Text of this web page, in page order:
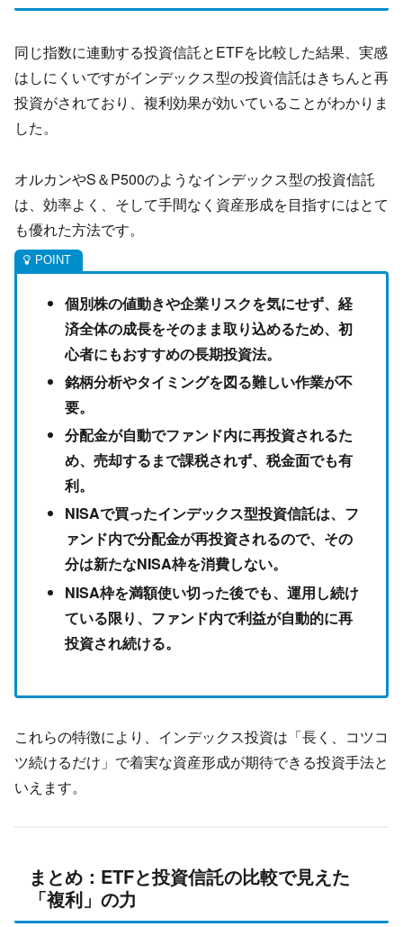
同じ指数に連動する投資信託とETFを比較した結果、実感
はしにくいですがインデックス型の投資信託はきちんと再
投資がされており、複利効果が効いていることがわかりま
した。
オルカンやS＆P500のようなインデックス型の投資信託
は、効率よく、そして手間なく資産形成を目指すにはとて
も優れた方法です。
個別株の値動きや企業リスクを気にせず、経
済全体の成長をそのまま取り込めるため、初
心者にもおすすめの長期投資法。
銘柄分析やタイミングを図る難しい作業が不
要。
分配金が自動でファンド内に再投資されるた
め、売却するまで課税されず、税金面でも有
利。
NISAで買ったインデックス型投資信託は、フ
ァンド内で分配金が再投資されるので、その
分は新たなNISA枠を消費しない。
NISA枠を満額使い切った後でも、運用し続け
ている限り、ファンド内で利益が自動的に再
投資され続ける。
これらの特徴により、インデックス投資は「長く、コツコ
ツ続けるだけ」で着実な資産形成が期待できる投資手法と
いえます。
まとめ：ETFと投資信託の比較で見えた
「複利」の力